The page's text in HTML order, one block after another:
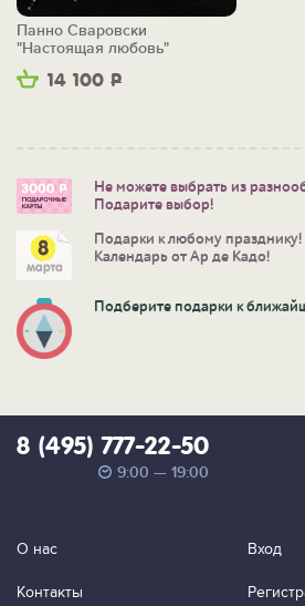
14 100 Р
Панно Сваровски
"Настоящая любовь"
Не можете выбрать из
Подарите выбор!
Подарки к любому празднику!
Календарь от Ар де Кадо!
Подберите подарки к
8 (495) 777-22-50
9:00 — 19:00
О нас
Контакты
Вход